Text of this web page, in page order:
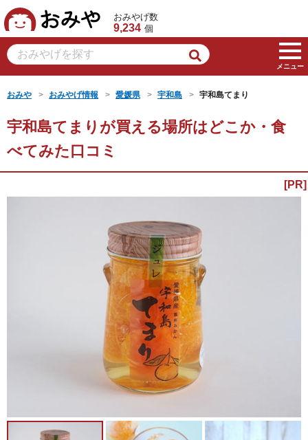
おみや
おみやげ数
9,234 個
メニュー
おみや おみやげ情報 愛媛県 宇和島 宇和島てまり
宇和島てまりが買える場所はどこか・食
べてみた口コミ